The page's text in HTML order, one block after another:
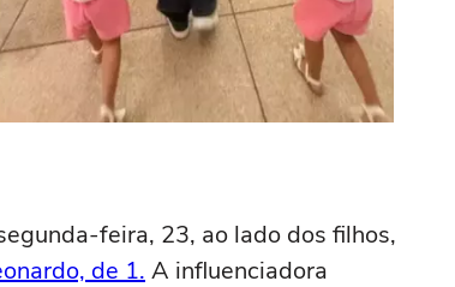
feira, 23, ao lado dos filhos,
de 1. A influenciadora